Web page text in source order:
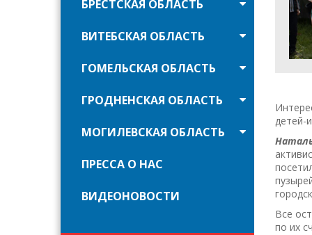
БРЕСТСКАЯ ОБЛАСТЬ
ВИТЕБСКАЯ ОБЛАСТЬ
ГОМЕЛЬСКАЯ ОБЛАСТЬ
ГРОДНЕНСКАЯ ОБЛАСТЬ
МОГИЛЕВСКАЯ ОБЛАСТЬ
ПРЕССА О НАС
ВИДЕОНОВОСТИ
детей-
Все
по их